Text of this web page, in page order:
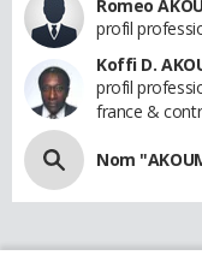
Romeo
profil
Koffi D.
profil
france &
Nom